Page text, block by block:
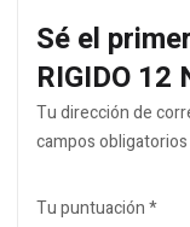
Sé el
RIGIDO 12
Tu dirección de
campos
Tu puntuación*